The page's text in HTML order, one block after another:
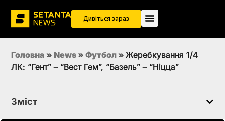
Дивіться зараз
Головна » News » Футбол » Жеребкування 1/4
ЛК: “Гент” – “Вест Гем”, “Базель” – “Ніцца”
Зміст